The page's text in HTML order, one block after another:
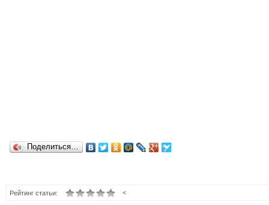
Поделиться…
<
Рейтинг статьи: